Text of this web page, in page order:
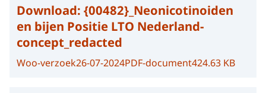
Download: {00482}_Neonicotinoiden
en bijen Positie LTO Nederland-
concept_redacted
Woo-verzoek26-07-2024PDF-document424.63 KB